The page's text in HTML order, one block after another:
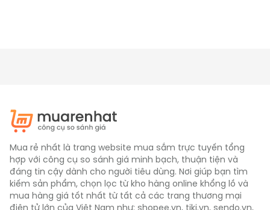
Mua rẻ nhất là trang website mua sắm trực tuyến tổng
hợp với công cụ so sánh giá minh bạch, thuận tiện và
đáng tin cậy dành cho người tiêu dùng. Nơi giúp bạn tìm
kiếm sản phẩm, chọn lọc từ kho hàng online khổng lồ và
mua hàng giá tốt nhất từ tất cả các trang thương mại